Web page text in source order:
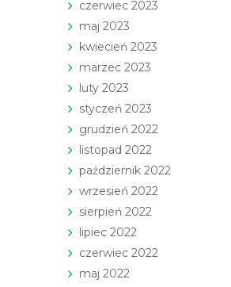
czerwiec 2023
maj 2023
kwiecień 2023
marzec 2023
luty 2023
styczeń 2023
grudzień 2022
listopad 2022
październik 2022
wrzesień 2022
sierpień 2022
lipiec 2022
czerwiec 2022
maj 2022